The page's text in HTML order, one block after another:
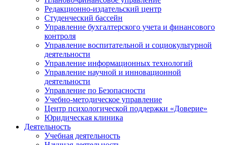
Редакционно-издательский центр
Студенческий бассейн
Управление бухгалтерского учета и финансового
контроля
Управление воспитательной и социокультурной
деятельности
Управление информационных технологий
Управление научной и инновационной
деятельности
Управление по Безопасности
Учебно-методическое управление
Центр психологической поддержки «Доверие»
Юридическая клиника
Деятельность
Учебная деятельность